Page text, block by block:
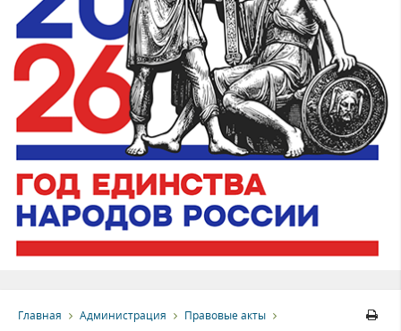
Главная Администрация Правовые акты